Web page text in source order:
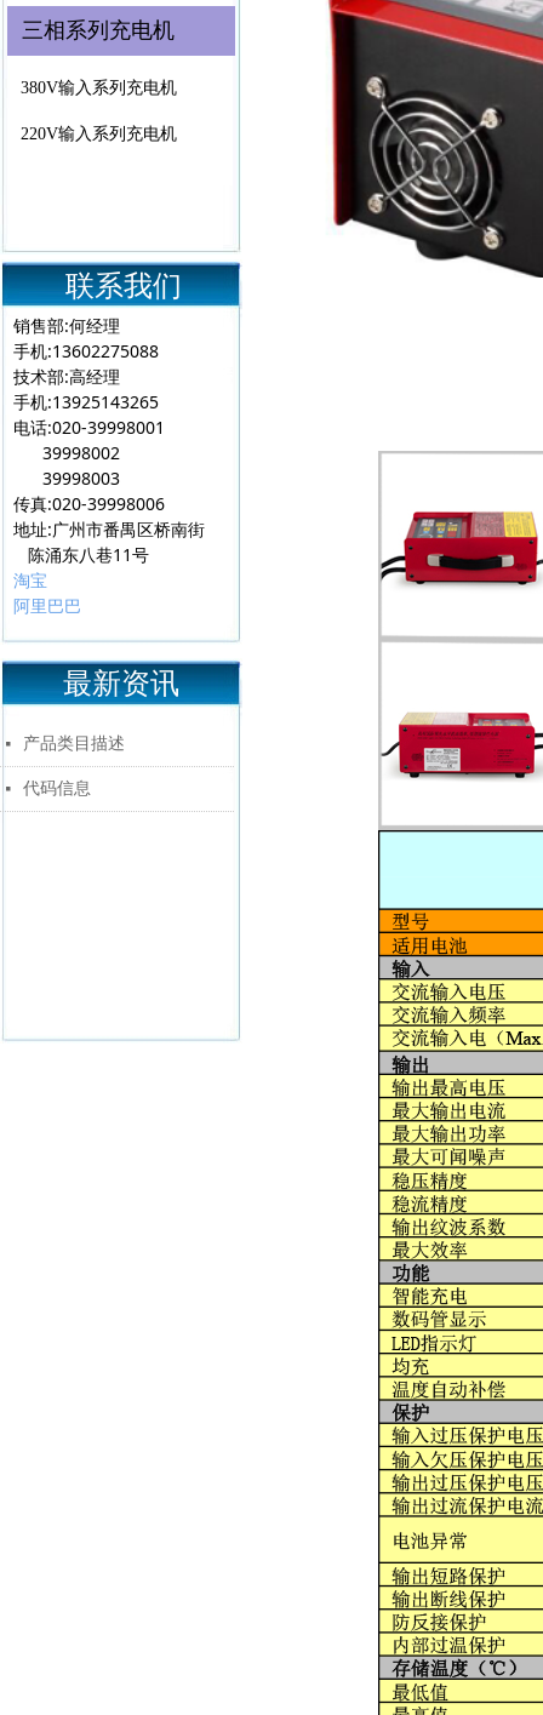
三相系列充电机
380V输入系列充电机
220V输入系列充电机
联系我们
销售部:何经理
手机:13602275088
技术部:高经理
手机:13925143265
电话:020-39998001
39998002
39998003
传真:020-39998006
地址:广州市番禺区桥南街
陈涌东八巷11号
淘宝
阿里巴巴
最新资讯
넷 产品类目描述
넷 代码信息